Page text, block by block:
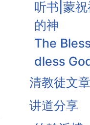
听书|蒙
的神
The
dless
听书|信而
Faith
ce
清教徒文章
讲道分享